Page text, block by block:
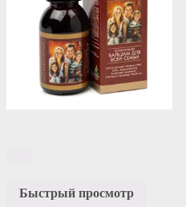
Быстрый просмотр